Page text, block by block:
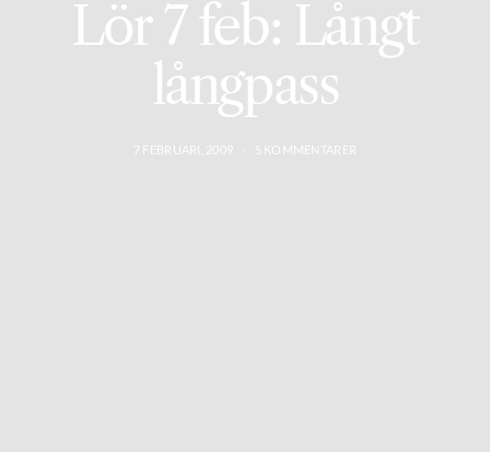
Lör 7 feb: Långt
långpass
7 FEBRUARI, 2009 5 KOMMENTARER